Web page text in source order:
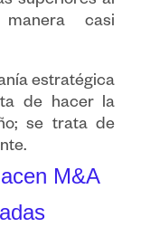
casi
estratégica
de hacer la
se trata de
M&A